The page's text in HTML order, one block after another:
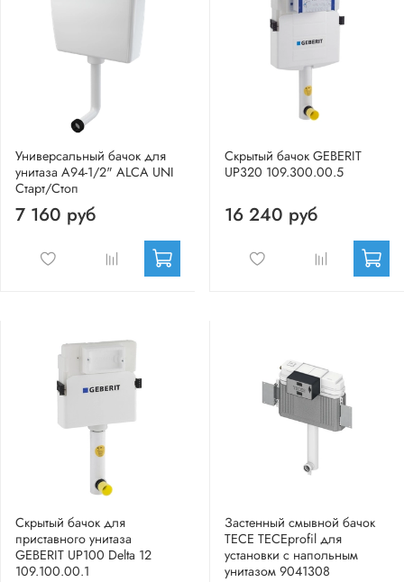
Универсальный бачок для
унитаза A94-1/2" ALCA UNI
Старт/Стоп
7 160 руб
Скрытый бачок GEBERIT
UP320 109.300.00.5
16 240 руб
Скрытый бачок для
приставного унитаза
GEBERIT UP100 Delta 12
109.100.00.1
Застенный смывной бачок
TECE TECEprofil для
установки с напольным
унитазом 9041308